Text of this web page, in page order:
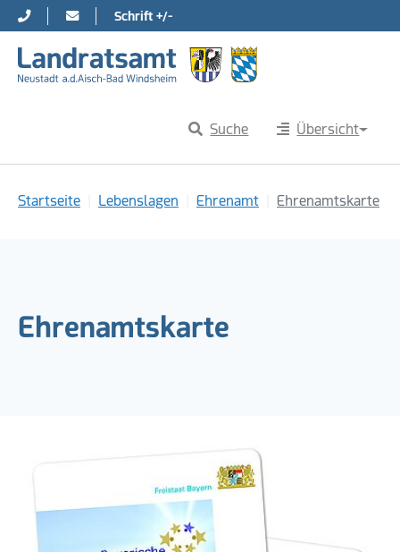
Direkt zur Hauptnavigation springen
Direkt zum Inhalt springen
Schrift +/-
Suche Übersicht
Startseite Lebenslagen Ehrenamt Ehrenamtskarte
Ehrenamtskarte